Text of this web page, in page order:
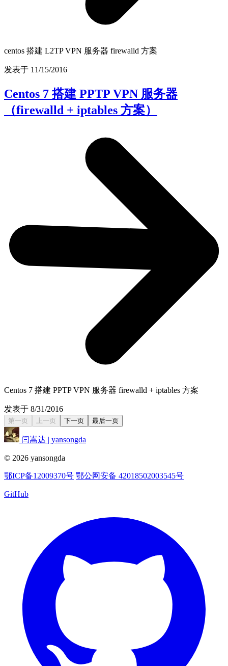
centos 搭建 L2TP VPN 服务器 firewalld 方案
发表于 11/15/2016
Centos 7 搭建 PPTP VPN 服务器
（firewalld + iptables 方案）
Centos 7 搭建 PPTP VPN 服务器 firewalld + iptables 方案
发表于 8/31/2016
第一页 上一页 下一页 最后一页
闫嵩达 | yansongda
© 2026 yansongda
鄂ICP备12009370号 鄂公网安备 42018502003545号
GitHub